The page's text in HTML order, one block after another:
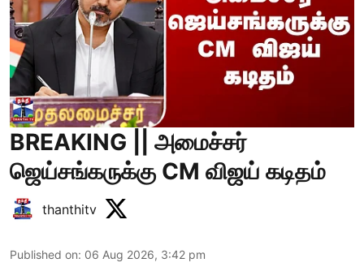
BREAKING || அமைச்சர்
ஜெய்சங்கருக்கு CM விஜய் கடிதம்
thanthitv
Published on: 06 Aug 2026, 3:42 pm